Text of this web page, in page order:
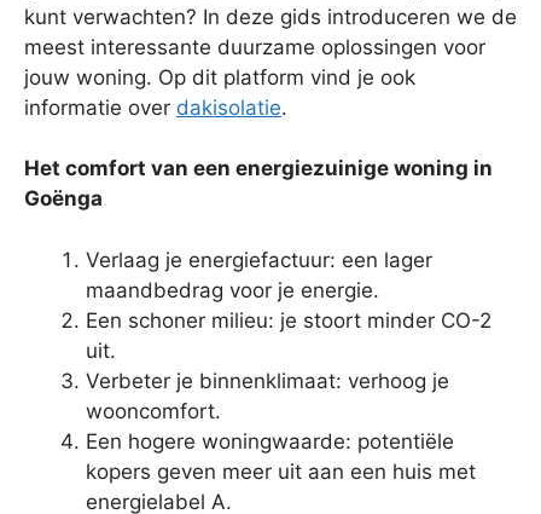
kunt verwachten? In deze gids introduceren we de
meest interessante duurzame oplossingen voor
jouw woning. Op dit platform vind je ook
informatie over dakisolatie.
Het comfort van een energiezuinige woning in
Goënga
Verlaag je energiefactuur: een lager
maandbedrag voor je energie.
Een schoner milieu: je stoort minder CO-2
uit.
Verbeter je binnenklimaat: verhoog je
wooncomfort.
Een hogere woningwaarde: potentiële
kopers geven meer uit aan een huis met
energielabel A.